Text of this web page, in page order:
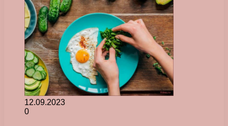
12.09.2023
0